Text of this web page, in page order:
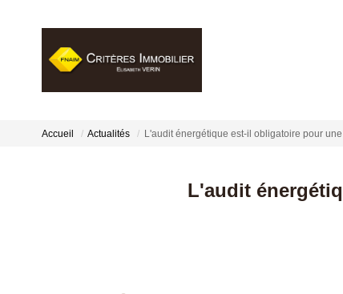
Accueil Actualités L'audit énergétique est-il obligatoire pour
L'audit